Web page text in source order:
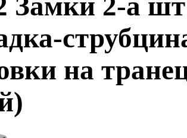
Замки 2-а
на